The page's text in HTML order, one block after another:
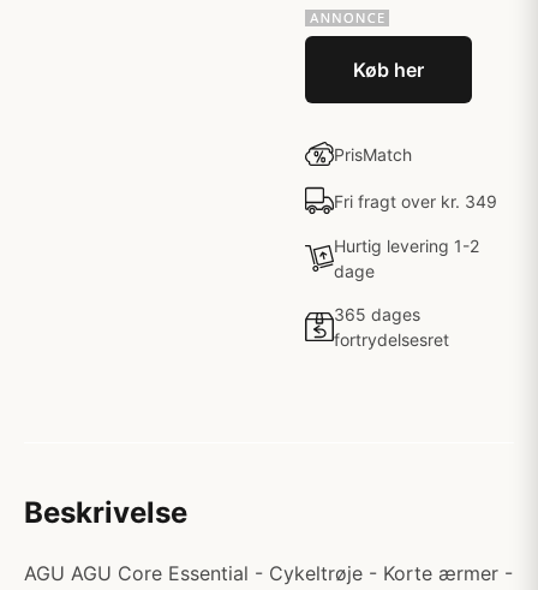
Køb her
PrisMatch
Fri fragt over kr. 349
Hurtig levering 1-2
dage
365 dages
fortrydelsesret
Beskrivelse
AGU AGU Core Essential - Cykeltrøje - Korte ærmer -